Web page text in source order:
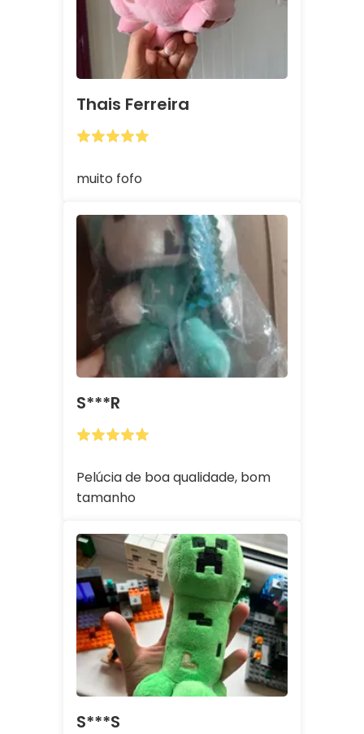
Thais Ferreira
muito fofo
S***r
Pelúcia de boa qualidade, bom
tamanho
S***s